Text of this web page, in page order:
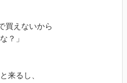
買えないから
？」
来るし、